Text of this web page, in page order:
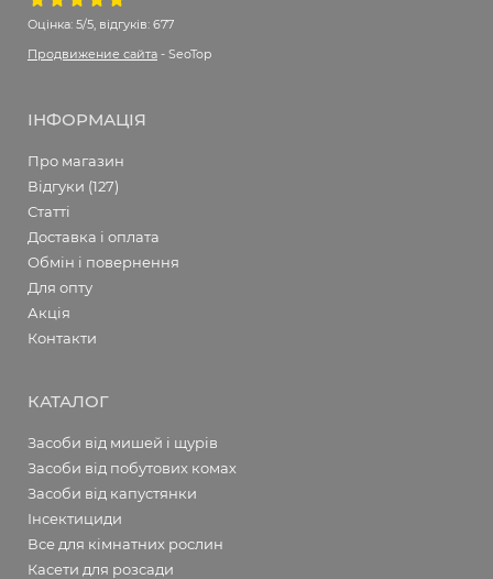
Оцінка: 5/5, відгуків: 677
Продвижение сайта - SeoTop
ІНФОРМАЦІЯ
Про магазин
Відгуки (127)
Статті
Доставка і оплата
Обмін і повернення
Для опту
Акція
Контакти
КАТАЛОГ
Засоби від мишей і щурів
Засоби від побутових комах
Засоби від капустянки
Інсектициди
Все для кімнатних рослин
Касети для розсади